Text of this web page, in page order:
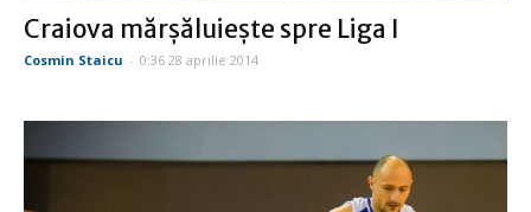
Craiova mărşăluieşte spre Liga I
Cosmin Staicu - 0:36 28 aprilie 2014